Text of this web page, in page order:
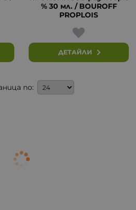
% 30 мл. / BOUROFF
PROPLOIS
ДЕТАЙЛИ
по: